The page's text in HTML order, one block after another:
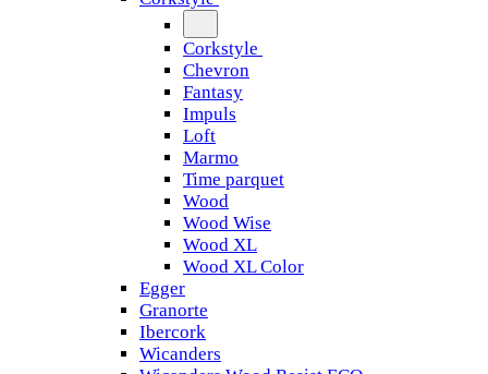
Corkstyle
Chevron
Fantasy
Impuls
Loft
Marmo
Time parquet
Wood
Wood Wise
Wood XL
Wood XL Color
Egger
Granorte
Ibercork
Wicanders